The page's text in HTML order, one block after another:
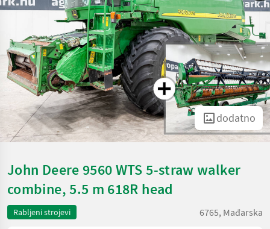
dodatno
John Deere 9560 WTS 5-straw walker
combine, 5.5 m 618R head
Rabljeni strojevi 6765, Mađarska